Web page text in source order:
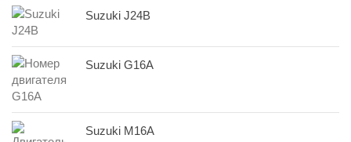
Suzuki J24B
Suzuki G16A
Suzuki M16A